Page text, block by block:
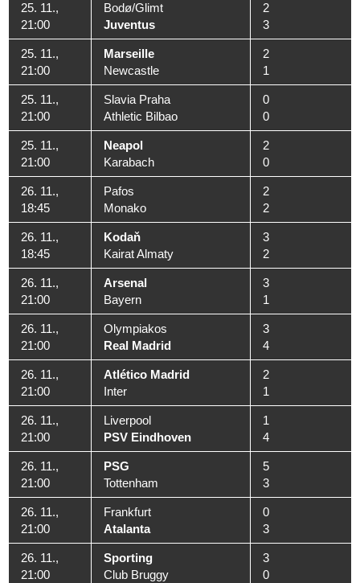
25. 11.,
21:00
Bodø/Glimt
Juventus
2
3
25. 11.,
21:00
Marseille
Newcastle
2
1
25. 11.,
21:00
Slavia Praha
Athletic Bilbao
0
0
25. 11.,
21:00
Neapol
Karabach
2
0
26. 11.,
18:45
Pafos
Monako
2
2
26. 11.,
18:45
Kodaň
Kairat Almaty
3
2
26. 11.,
21:00
Arsenal
Bayern
3
1
26. 11.,
21:00
Olympiakos
Real Madrid
3
4
26. 11.,
21:00
Atlético Madrid
Inter
2
1
26. 11.,
21:00
Liverpool
PSV Eindhoven
1
4
26. 11.,
21:00
PSG
Tottenham
5
3
26. 11.,
21:00
Frankfurt
Atalanta
0
3
26. 11.,
21:00
Sporting
Club Bruggy
3
0